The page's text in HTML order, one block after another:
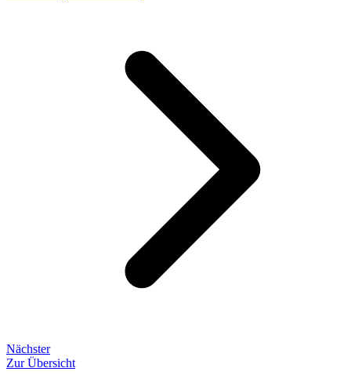
Nächster
Zur Übersicht